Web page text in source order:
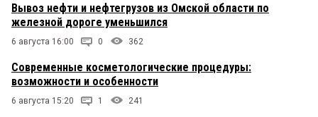
Вывоз нефти и нефтегрузов из Омской области по
железной дороге уменьшился
6 августа 16:00 0 362
Современные косметологические процедуры:
возможности и особенности
6 августа 15:20 1 241